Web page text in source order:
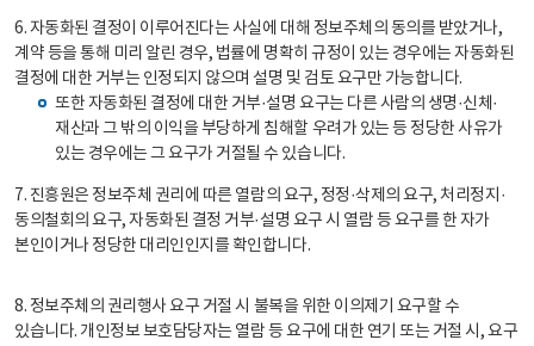
6. 자동화된 결정이 이루어진다는 사실에 대해 정보주체의 동의를 받았거나,
계약 등을 통해 미리 알린 경우, 법률에 명확히 규정이 있는 경우에는 자동화된
결정에 대한 거부는 인정되지 않으며 설명 및 검토 요구만 가능합니다.
또한 자동화된 결정에 대한 거부·설명 요구는 다른 사람의 생명·신체·
재산과 그 밖의 이익을 부당하게 침해할 우려가 있는 등 정당한 사유가
있는 경우에는 그 요구가 거절될 수 있습니다.
7. 진흥원은 정보주체 권리에 따른 열람의 요구, 정정·삭제의 요구, 처리정지·
동의철회의 요구, 자동화된 결정 거부·설명 요구 시 열람 등 요구를 한 자가
본인이거나 정당한 대리인인지를 확인합니다.
8. 정보주체의 권리행사 요구 거절 시 불복을 위한 이의제기 요구할 수
있습니다. 개인정보 보호담당자는 열람 등 요구에 대한 연기 또는 거절 시, 요구